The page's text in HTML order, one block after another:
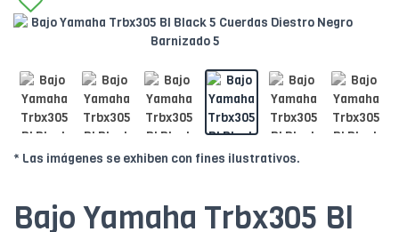
* Las imágenes se exhiben con fines ilustrativos.
Bajo Yamaha Trbx305 Bl